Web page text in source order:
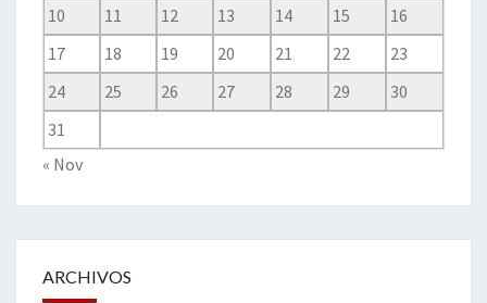
10
11 12 13 14 15
16
17
18 19 20 21 22
23
24
25 26 27 28 29
30
31
« Nov
ARCHIVOS